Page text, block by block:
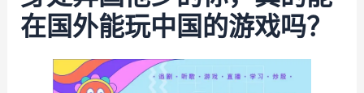
在国外能玩中国的游戏吗？